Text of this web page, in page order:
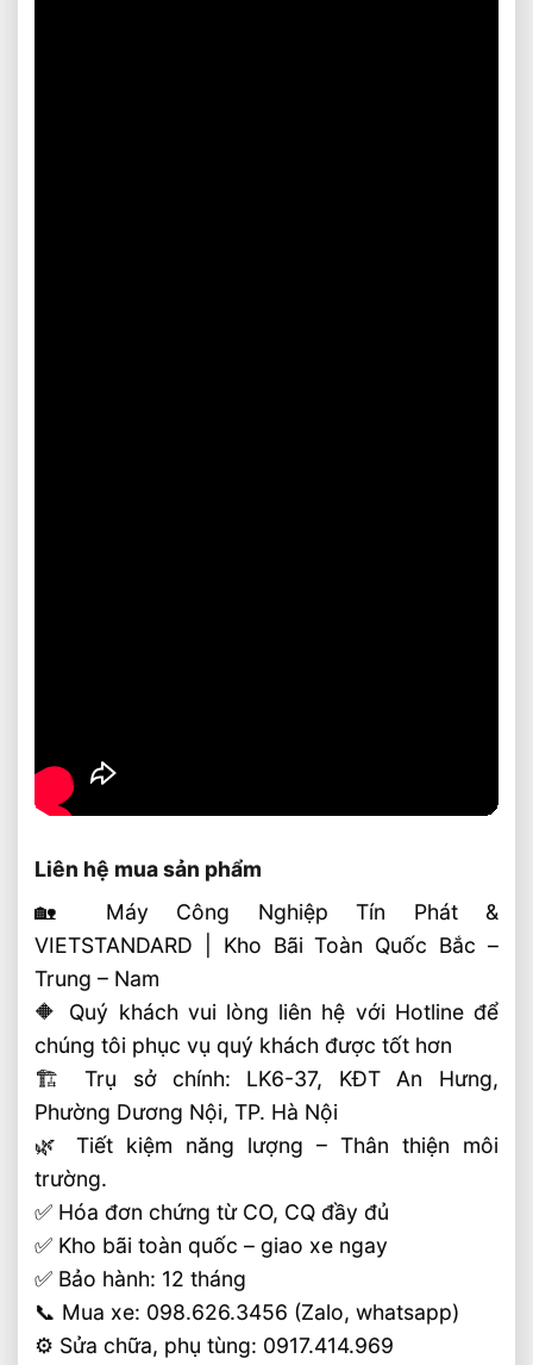
Liên hệ mua sản phẩm
🏡 Máy Công Nghiệp Tín Phát &
VIETSTANDARD | Kho Bãi Toàn Quốc Bắc –
Trung – Nam
🔶 Quý khách vui lòng liên hệ với Hotline để
chúng tôi phục vụ quý khách được tốt hơn
🏗 Trụ sở chính: LK6-37, KĐT An Hưng,
Phường Dương Nội, TP. Hà Nội
🌿 Tiết kiệm năng lượng – Thân thiện môi
trường.
✅ Hóa đơn chứng từ CO, CQ đầy đủ
✅ Kho bãi toàn quốc – giao xe ngay
✅ Bảo hành: 12 tháng
📞 Mua xe: 098.626.3456 (Zalo, whatsapp)
⚙️ Sửa chữa, phụ tùng: 0917.414.969